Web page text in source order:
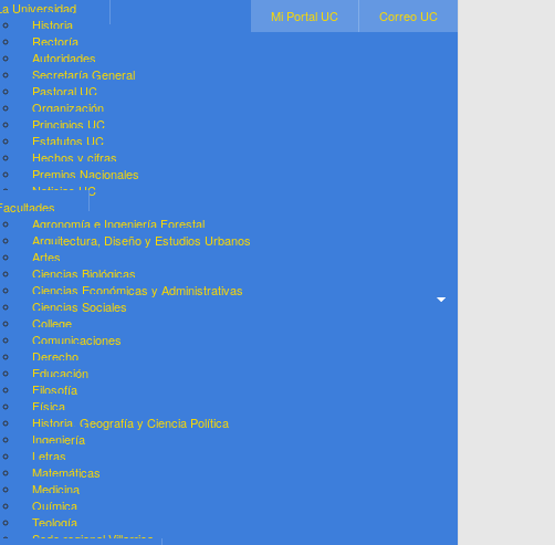
Mi Portal UC Correo UC
Universidad
Historia
Rectoría
Autoridades
Secretaría General
Pastoral UC
Organización
Principios UC
Estatutos UC
Hechos y cifras
Premios Nacionales
Noticias UC
Agronomía e Ingeniería Forestal
Arquitectura, Diseño y Estudios Urbanos
Artes
Ciencias Biológicas
Ciencias Económicas y Administrativas
Ciencias Sociales
College
Comunicaciones
Derecho
Educación
Filosofía
Física
Historia, Geografía y Ciencia Política
Ingeniería
Letras
Matemáticas
Medicina
Química
Teología
Sede regional Villarrica